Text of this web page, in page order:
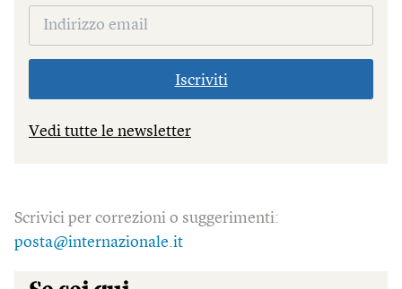
Iscriviti
Vedi tutte le newsletter
Scrivici per correzioni o suggerimenti:
posta@internazionale.it